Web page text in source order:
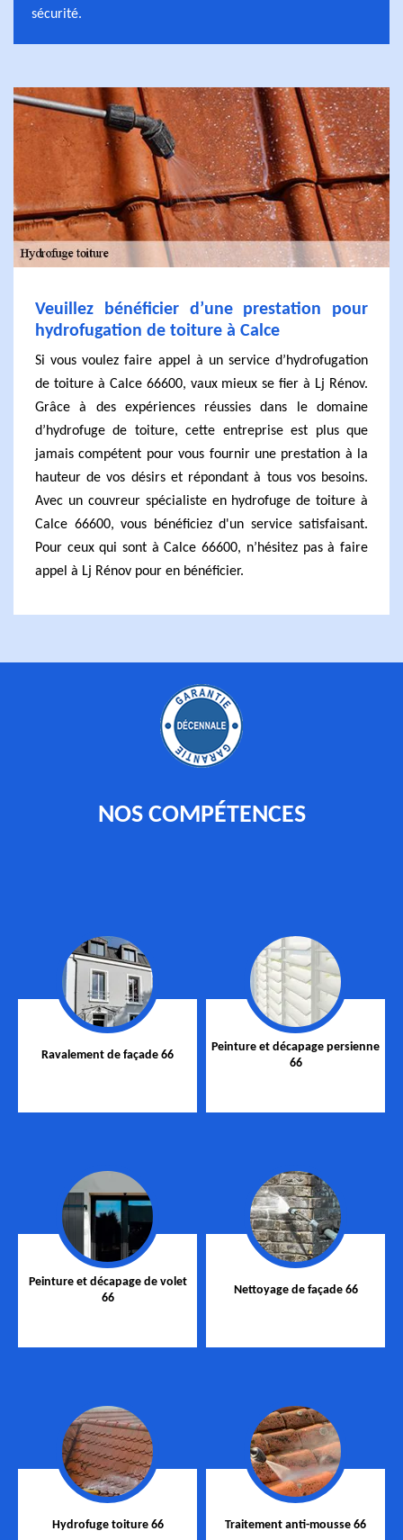
sécurité.
Veuillez bénéficier d’une prestation pour
hydrofugation de toiture à Calce
Si vous voulez faire appel à un service d’hydrofugation
de toiture à Calce 66600, vaux mieux se fier à Lj Rénov.
Grâce à des expériences réussies dans le domaine
d’hydrofuge de toiture, cette entreprise est plus que
jamais compétent pour vous fournir une prestation à la
hauteur de vos désirs et répondant à tous vos besoins.
Avec un couvreur spécialiste en hydrofuge de toiture à
Calce 66600, vous bénéficiez d'un service satisfaisant.
Pour ceux qui sont à Calce 66600, n’hésitez pas à faire
appel à Lj Rénov pour en bénéficier.
NOS COMPÉTENCES
Ravalement de façade 66
Peinture et décapage persienne
66
Peinture et décapage de volet
66
Nettoyage de façade 66
Hydrofuge toiture 66 Traitement anti-mousse 66